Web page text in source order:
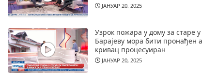
ЈАНУАР 20, 2025
Узрок пожара у дому за старе у
Барајеву мора бити пронађен а
кривац процесуиран
ЈАНУАР 20, 2025